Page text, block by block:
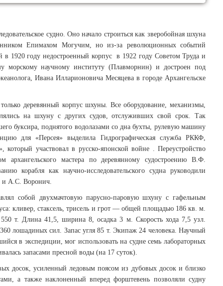
судно. Оно начало строиться как зверобойная шхуна
Епимахом Могучим, но из-за революционных событий
1920 году недостроенный корпус в 1922 году Советом Труда и
научному институту (Плавморнин) и достроен под
Ивана Илларионовича Месяцева в городе Архангельске
деревянный корпус шхуны. Все оборудование, механизмы,
на шхуну с других судов, отслуживших свой срок. Так
буксира, поднятого водолазами со дна бухты, рулевую машину
для «Персея» выделила Гидрографическая служба РККФ,
участвовал в русско-японской войне . Переустройство
архангельского мастера по деревянному судостроению В.Ф.
корабля как научно-исследовательского судна руководили
и А.С. Воронич.
собой двухмачтовую парусно-паровую шхуну с гафельным
кливер, стаксель, трисель и грот — общей площадью 186 кв. м.
т. Длина 41,5, ширина 8, осадка 3 м. Скорость хода 7,5 узл.
лошадиных сил. Запас угля 85 т. Экипаж 24 человека. Научный
в экспедиции, мог использовать на судне семь лабораторных
запасами пресной воды (на 17 суток).
досок, усиленный ледовым поясом из дубовых досок и близко
а также наклоненный вперед форштевень позволяли судну